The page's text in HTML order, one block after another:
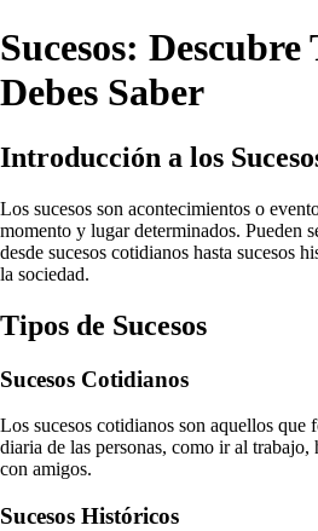
Sucesos:
Debes Saber
Introducción a los
Los sucesos son acontecimientos o
momento y lugar determinados. Pueden
desde sucesos cotidianos hasta sucesos
la sociedad.
Tipos de Sucesos
Sucesos Cotidianos
Los sucesos cotidianos son aquellos que
diaria de las personas, como ir al trabajo,
con amigos.
Sucesos Históricos